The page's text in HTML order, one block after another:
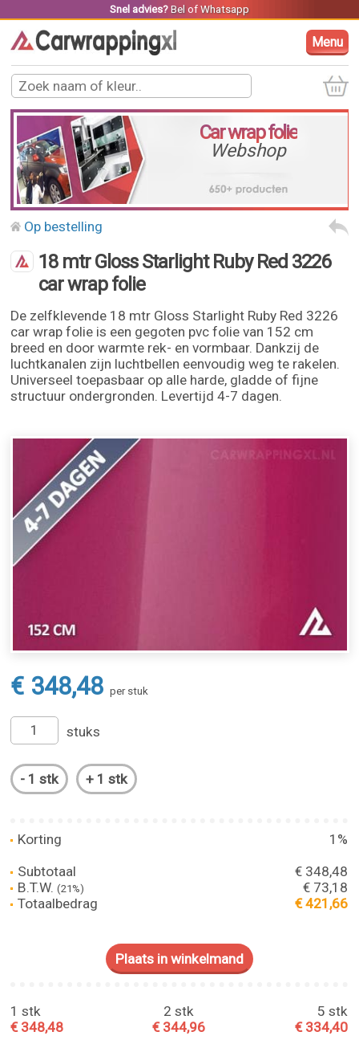
Snel advies? Belof Whatsapp
Menu
Car wrap folie
Webshop
Op bestelling
18 mtr Gloss Starlight Ruby Red 3226
car wrap folie
De zelfklevende 18 mtr Gloss Starlight Ruby Red 3226
car wrap folie is een gegoten pvc folie van 152 cm
breed en door warmte rek- en vormbaar. Dankzij de
luchtkanalen zijn luchtbellen eenvoudig weg te rakelen.
Universeel toepasbaar op alle harde, gladde of fijne
structuur ondergronden. Levertijd 4-7 dagen.
€ 348,48 per stuk
stuks
Korting
1%
Subtotaal
€ 348,48
B.T.W.(21%)
€ 73,18
Totaalbedrag
€ 421,66
1 stk
€ 348,48
2 stk
€ 344,96
5 stk
€ 334,40